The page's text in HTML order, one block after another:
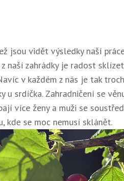
jsou vidět výsledky naší
z naší zahrádky je radost
v každém z nás je tak
u srdíčka. Zahradničení se
více ženy a muži se
kde se moc nemusí sklánět.